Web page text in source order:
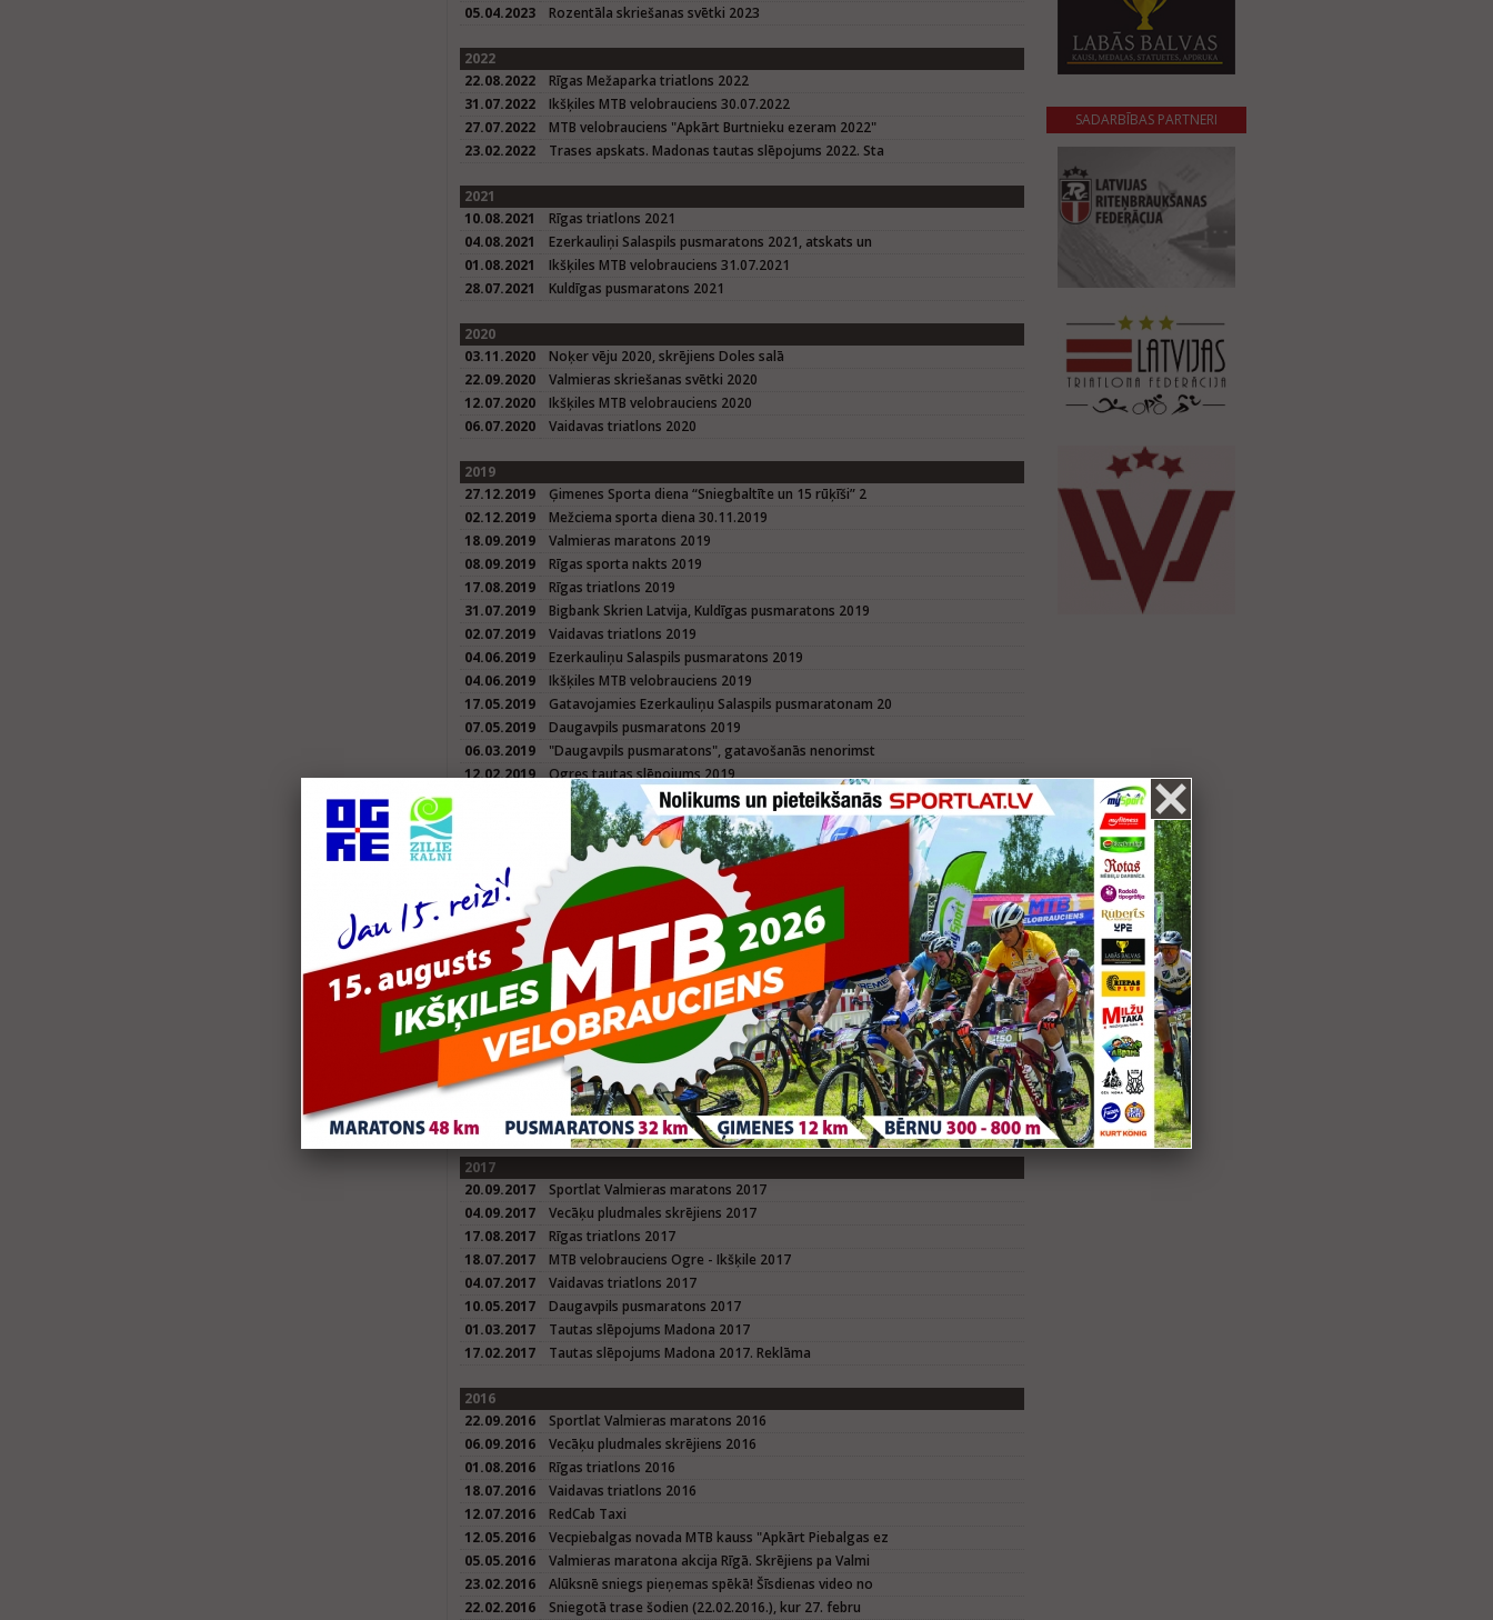
05.04.2023
Rozentāla skriešanas svētki 2023
2022
22.08.2022
Rīgas Mežaparka triatlons 2022
31.07.2022
Ikšķiles MTB velobrauciens 30.07.2022
27.07.2022
MTB velobrauciens "Apkārt Burtnieku ezeram 2022"
23.02.2022
Trases apskats. Madonas tautas slēpojums 2022. Sta
2021
10.08.2021
Rīgas triatlons 2021
04.08.2021
Ezerkauliņi Salaspils pusmaratons 2021, atskats un
01.08.2021
Ikšķiles MTB velobrauciens 31.07.2021
28.07.2021
Kuldīgas pusmaratons 2021
2020
03.11.2020
Noķer vēju 2020, skrējiens Doles salā
22.09.2020
Valmieras skriešanas svētki 2020
12.07.2020
Ikšķiles MTB velobrauciens 2020
06.07.2020
Vaidavas triatlons 2020
2019
27.12.2019
Ģimenes Sporta diena “Sniegbaltīte un 15 rūķīši” 2
02.12.2019
Mežciema sporta diena 30.11.2019
18.09.2019
Valmieras maratons 2019
08.09.2019
Rīgas sporta nakts 2019
17.08.2019
Rīgas triatlons 2019
31.07.2019
Bigbank Skrien Latvija, Kuldīgas pusmaratons 2019
02.07.2019
Vaidavas triatlons 2019
04.06.2019
Ezerkauliņu Salaspils pusmaratons 2019
04.06.2019
Ikšķiles MTB velobrauciens 2019
17.05.2019
Gatavojamies Ezerkauliņu Salaspils pusmaratonam 20
07.05.2019
Daugavpils pusmaratons 2019
06.03.2019
"Daugavpils pusmaratons", gatavošanās nenorimst
12.02.2019
Ogres tautas slēpojums 2019
Tautas slēpojums Madona 2019
Intars Busulis un apvienība "PAR NEKO" aicina uz M
28.12.2018
Ģimenes sporta diena "Izglāb Ziemassvētkus" 26.12.
25.12.2018
Daugavpilieši palīdzēs meklēt Grinču Rīgā, 26.dece
11.12.2018
Izglāb Ziemassvētkus ģimenes sporta dienā!
18.09.2018
Valmieras maratons 2018
11.09.2018
Vecāķu pludmales skrējiens 2018
15.08.2018
Rīgas triatlons 2018
04.05.2018
Daugavpils pusmaratons 2018
27.02.2018
Tautas slēpojums Madona 2018
19.02.2018
Trases video Moller's tautas slēpojumam MADONA
Olimpietis Oskars Muižnieks aicina uz ALŪKSNI
23.01.2018
Sniega diena 2018
2017
20.09.2017
Sportlat Valmieras maratons 2017
04.09.2017
Vecāķu pludmales skrējiens 2017
17.08.2017
Rīgas triatlons 2017
18.07.2017
MTB velobrauciens Ogre - Ikšķile 2017
04.07.2017
Vaidavas triatlons 2017
10.05.2017
Daugavpils pusmaratons 2017
01.03.2017
Tautas slēpojums Madona 2017
17.02.2017
Tautas slēpojums Madona 2017. Reklāma
2016
22.09.2016
Sportlat Valmieras maratons 2016
06.09.2016
Vecāķu pludmales skrējiens 2016
01.08.2016
Rīgas triatlons 2016
18.07.2016
Vaidavas triatlons 2016
12.07.2016
RedCab Taxi
12.05.2016
Vecpiebalgas novada MTB kauss "Apkārt Piebalgas ez
05.05.2016
Valmieras maratona akcija Rīgā. Skrējiens pa Valmi
23.02.2016
Alūksnē sniegs pieņemas spēkā! Šīsdienas video no
22.02.2016
Sniegotā trase šodien (22.02.2016.), kur 27. febru
SADARBĪBAS PARTNERI